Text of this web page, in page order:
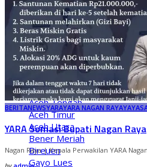
Aceh Barat
Aceh Barat Daya
Aceh Besar
Aceh Jaya
Aceh Selatan
Aceh Singkil
Aceh Tamiang
Aceh Tenggara
Aceh Tengah
Aceh Timur
Aceh Utara
Bener Meriah
Bireuen
Gayo Lues
BERITANEWSYARAYARA NAGAN RAYA
YARA Somasi Bupati Nagan Raya
Nagan Raya | Kepala Perwakilan YARA
Posted